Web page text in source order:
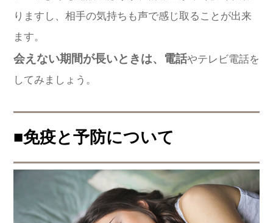
りますし、相手の気持ちも声で感じ取ることが出来
ます。
会えない期間が長いときは、電話やテレビ電話を
してみましょう。
■免疫と予防について